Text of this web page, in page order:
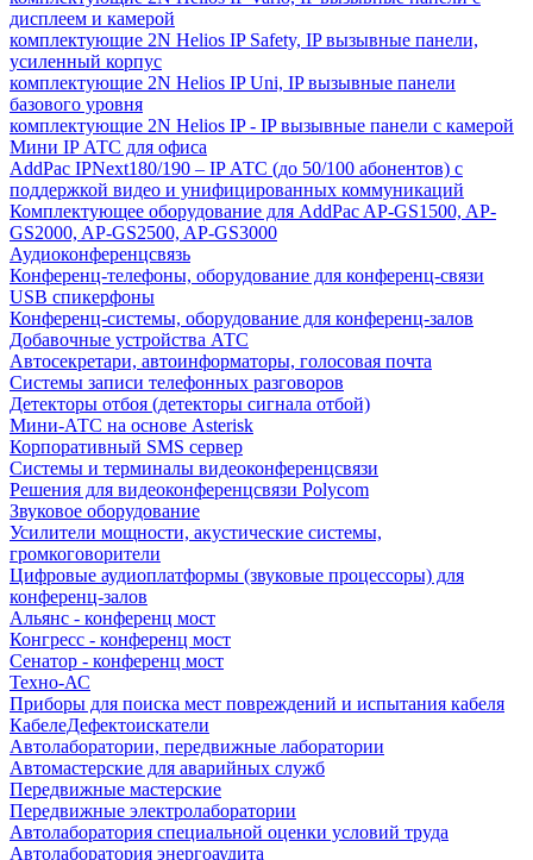
дисплеем и камерой
комплектующие 2N Helios IP Safety, IP вызывные панели,
усиленный корпус
комплектующие 2N Helios IP Uni, IP вызывные панели
базового уровня
комплектующие 2N Helios IP - IP вызывные панели с камерой
Мини IP АТС для офиса
AddPac IPNext180/190 – IP АТС (до 50/100 абонентов) с
поддержкой видео и унифицированных коммуникаций
Комплектующее оборудование для AddPac AP-GS1500, AP-
GS2000, AP-GS2500, AP-GS3000
Аудиоконференцсвязь
Конференц-телефоны, оборудование для конференц-связи
USB спикерфоны
Конференц-системы, оборудование для конференц-залов
Добавочные устройства АТС
Автосекретари, автоинформаторы, голосовая почта
Системы записи телефонных разговоров
Детекторы отбоя (детекторы сигнала отбой)
Мини-АТС на основе Asterisk
Корпоративный SMS сервер
Системы и терминалы видеоконференцсвязи
Решения для видеоконференцсвязи Polycom
Звуковое оборудование
Усилители мощности, акустические системы,
громкоговорители
Цифровые аудиоплатформы (звуковые процессоры) для
конференц-залов
Альянс - конференц мост
Конгресс - конференц мост
Сенатор - конференц мост
Техно-АС
Приборы для поиска мест повреждений и испытания кабеля
КабелеДефектоискатели
Автолаборатории, передвижные лаборатории
Автомастерские для аварийных служб
Передвижные мастерские
Передвижные электролаборатории
Автолаборатория специальной оценки условий труда
Автолаборатория энергоаудита